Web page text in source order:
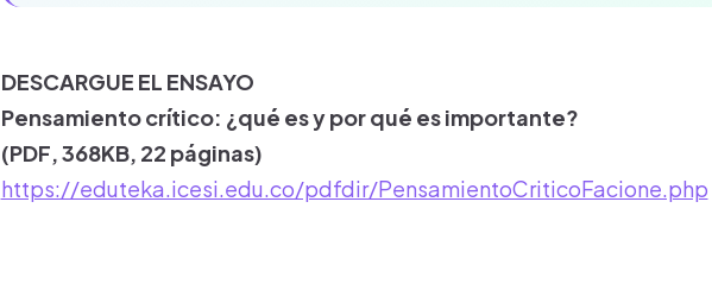
DESCARGUE EL ENSAYO
Pensamiento crítico: ¿qué es y por qué es importante?
(PDF, 368KB, 22 páginas)
https://eduteka.icesi.edu.co/pdfdir/PensamientoCriticoFacione.php